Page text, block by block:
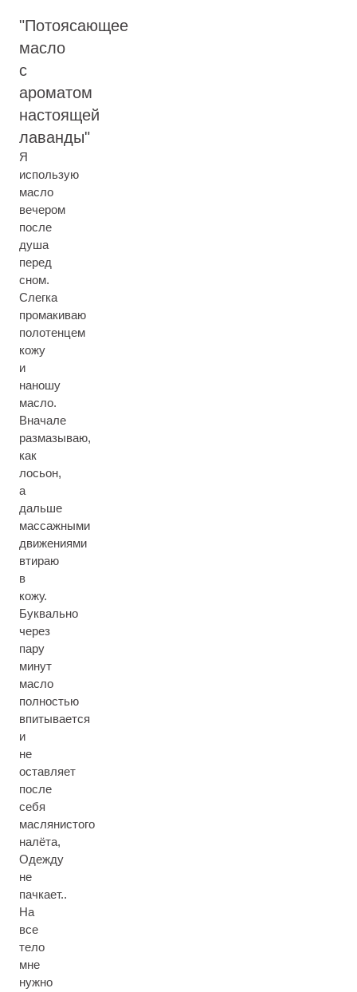
Потоясающее
масло
с
ароматом
настоящей
лаванды
Я
использую
масло
вечером
после
душа
перед
сном.
Слегка
промакиваю
полотенцем
кожу
и
наношу
масло.
Вначале
размазываю,
как
лосьон,
а
дальше
массажными
движениями
втираю
в
кожу.
Буквально
через
пару
минут
масло
полностью
впитывается
и
не
оставляет
после
себя
маслянистого
налёта,
Одежду
не
пачкает..
На
все
тело
мне
нужно